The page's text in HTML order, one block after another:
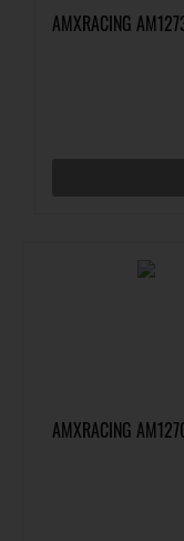
AMXRACING
AMXRACING